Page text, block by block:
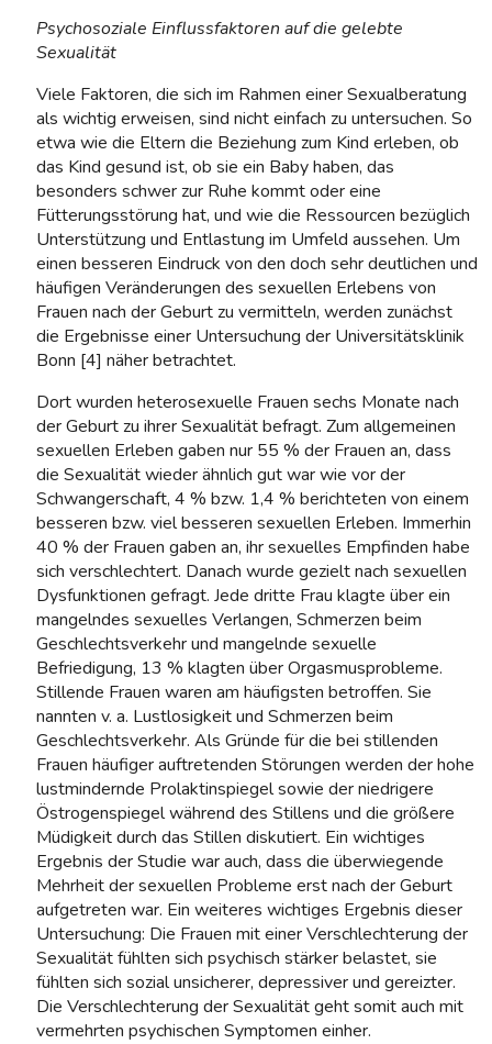
Psychosoziale Einflussfaktoren auf die gelebte
Sexualität
Viele Faktoren, die sich im Rahmen einer Sexualberatung
als wichtig erweisen, sind nicht einfach zu untersuchen. So
etwa wie die Eltern die Beziehung zum Kind erleben, ob
das Kind gesund ist, ob sie ein Baby haben, das
besonders schwer zur Ruhe kommt oder eine
Fütterungsstörung hat, und wie die Ressourcen bezüglich
Unterstützung und Entlastung im Umfeld aussehen. Um
einen besseren Eindruck von den doch sehr deutlichen und
häufigen Veränderungen des sexuellen Erlebens von
Frauen nach der Geburt zu vermitteln, werden zunächst
die Ergebnisse einer Untersuchung der Universitätsklinik
Bonn [4] näher betrachtet.
Dort wurden heterosexuelle Frauen sechs Monate nach
der Geburt zu ihrer Sexualität befragt. Zum allgemeinen
sexuellen Erleben gaben nur 55 % der Frauen an, dass
die Sexualität wieder ähnlich gut war wie vor der
Schwangerschaft, 4 % bzw. 1,4 % berichteten von einem
besseren bzw. viel besseren sexuellen Erleben. Immerhin
40 % der Frauen gaben an, ihr sexuelles Empfinden habe
sich verschlechtert. Danach wurde gezielt nach sexuellen
Dysfunktionen gefragt. Jede dritte Frau klagte über ein
mangelndes sexuelles Verlangen, Schmerzen beim
Geschlechtsverkehr und mangelnde sexuelle
Befriedigung, 13 % klagten über Orgasmusprobleme.
Stillende Frauen waren am häufigsten betroffen. Sie
nannten v. a. Lustlosigkeit und Schmerzen beim
Geschlechtsverkehr. Als Gründe für die bei stillenden
Frauen häufiger auftretenden Störungen werden der hohe
lustmindernde Prolaktinspiegel sowie der niedrigere
Östrogenspiegel während des Stillens und die größere
Müdigkeit durch das Stillen diskutiert. Ein wichtiges
Ergebnis der Studie war auch, dass die überwiegende
Mehrheit der sexuellen Probleme erst nach der Geburt
aufgetreten war. Ein weiteres wichtiges Ergebnis dieser
Untersuchung: Die Frauen mit einer Verschlechterung der
Sexualität fühlten sich psychisch stärker belastet, sie
fühlten sich sozial unsicherer, depressiver und gereizter.
Die Verschlechterung der Sexualität geht somit auch mit
vermehrten psychischen Symptomen einher.